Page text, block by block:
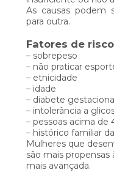
As causas podem
para outra.
Fatores de
– sobrepeso
– não praticar
– etnicidade
– idade
– diabete
– intolerância a
– pessoas acima de
– histórico familiar
Mulheres que
são mais
mais avançada.